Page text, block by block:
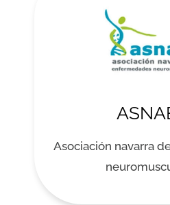
Asociación navarra